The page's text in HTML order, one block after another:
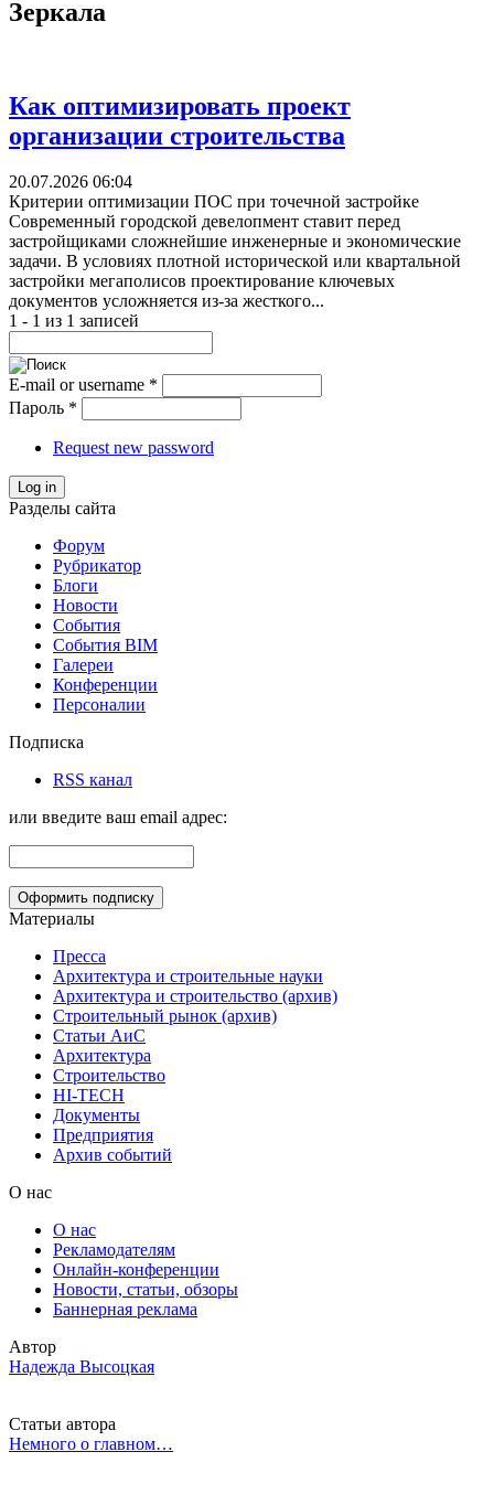
Зеркала
Как оптимизировать проект
организации строительства
20.07.2026 06:04
Критерии оптимизации ПОС при точечной застройке
Современный городской девелопмент ставит перед
застройщиками сложнейшие инженерные и экономические
задачи. В условиях плотной исторической или квартальной
застройки мегаполисов проектирование ключевых
документов усложняется из-за жесткого...
1 - 1 из 1 записей
E-mail or username *
Пароль *
Request new password
Log in
Разделы сайта
Форум
Рубрикатор
Блоги
Новости
События
События BIM
Галереи
Конференции
Персоналии
Подписка
RSS канал
или введите ваш email адрес:
Материалы
Пресса
Архитектура и строительные науки
Архитектура и строительство (архив)
Строительный рынок (архив)
Статьи АиС
Архитектура
Строительство
HI-TECH
Документы
Предприятия
Архив событий
О нас
О нас
Рекламодателям
Онлайн-конференции
Новости, статьи, обзоры
Баннерная реклама
Автор
Надежда Высоцкая
Статьи автора
Немного о главном…